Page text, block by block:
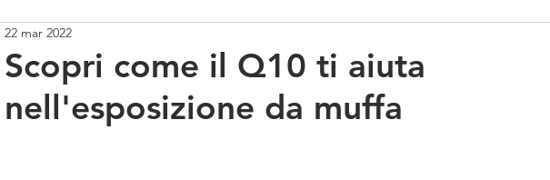
Scopri come il Q10 ti aiuta
nell'esposizione da muffa
22 mar 2022